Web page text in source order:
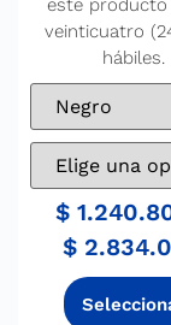
este producto
veinticuatro
hábiles.
$
$